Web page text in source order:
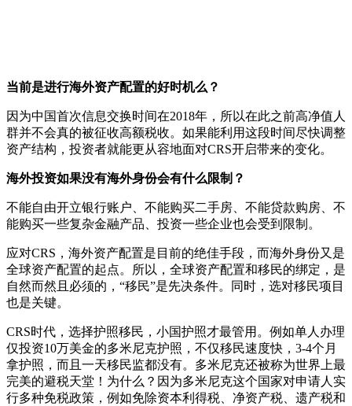
当前是进行海外资产配置的好时机么？
因为中国首次信息交换时间在2018年，所以在此之前高净值人
群并不会真的被征收高额税收。如果能利用这段时间尽快调整
资产结构，投资者就能更从容地面对CRS开启带来的变化。
海外投资如果没有海外身份会有什么限制？
不能自由开立银行账户、不能购买二手房、不能贷款购房、不
能购买一些复杂金融产品、投资一些企业也会受到限制。
应对CRS，海外资产配置是目前的绝佳手段，而海外身份又是
全球资产配置的起点。所以，全球资产配置和移民的绑定，是
自然而然且必须的，“移民”是先决条件。同时，选对移民项目
也是关键。
CRS时代，选择护照移民，小国护照才最管用。例如单人办理
仅投资10万美金的多米尼克护照，不仅移民速度快，3-4个月
拿护照，而且一天移民监都没有。多米尼克还被称为世界上最
完美的避税天堂！为什么？因为多米尼克这个国家对申请人实
行多种免税政策，例如免除资本利得税、净资产税、遗产税和